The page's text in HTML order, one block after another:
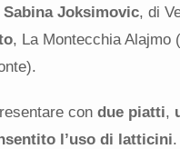
Sabina Joksimovic, di
, La Montecchia Alajmo
con due piatti,
l’uso di latticini